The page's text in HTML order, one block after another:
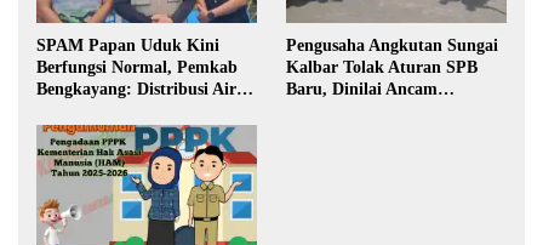
SPAM Papan Uduk Kini
Berfungsi Normal, Pemkab
Bengkayang: Distribusi Air
Warga
Pengusaha Angkutan Sungai
Kalbar Tolak Aturan SPB
Baru, Dinilai Ancam